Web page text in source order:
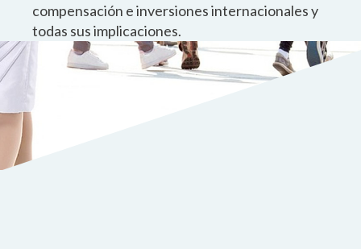
compensación e inversiones internacionales y
todas sus implicaciones.